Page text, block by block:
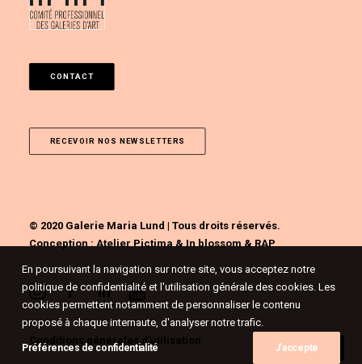
CONTACT
RECEVOIR NOS NEWSLETTERS
© 2020 Galerie Maria Lund | Tous droits réservés.
Conception :Atelier Pictima&In blossom&RAP
Conditions générales d'utilisation
En poursuivant la navigation sur notre site, vous acceptez notre
politique de confidentialité et l'utilisation générale des cookies. Les
cookies permettent notamment de personnaliser le contenu
proposé à chaque internaute, d'analyser notre trafic.
Préférences de confidentialité J'accepte